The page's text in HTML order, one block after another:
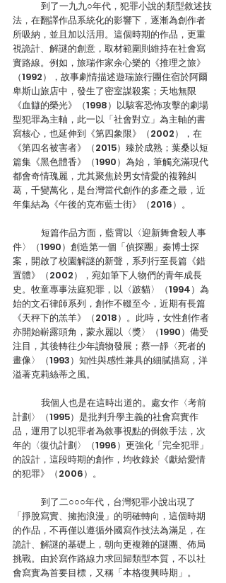
法，在翻譯作品系統化的影響下，逐漸為創作者
所吸納，並且加以活用。這個時期的作品，更重
視詭計、解謎的創意，取材範圍則維持在社會寫
實路線。例如，旅瑞作家余心樂的《推理之旅》
（1992），故事劇情描述遊瑞旅行團住宿於阿爾
卑斯山旅店中，發生了密室謀殺案；天地無限
《血讎的榮光》（1998）以駭客恐怖攻擊的劇場
型犯罪為主軸，此一以「社會對立」為主軸的書
寫核心，也延伸到《第四象限》（2002），在
《第四名被害者》（2015）臻於成熟；葉桑以短
篇集《黑色體香》（1990）為始，筆觸充滿現代
都會奇情瑰麗，尤其聚焦於男女情愛的複雜糾
葛，千變萬化，是台灣當代創作的多產之最，近
年集結為《午後的克布藍士街》（2016）。
件〉（1990）創造第一個「偵探團」秦博士探
案，開啟了校園解謎的新聲，系列行至長篇《錯
置體》（2002），宛如筆下人物們的青年成長
史。牧童專事法庭犯罪，以〈跛貓〉（1994）為
始的文石律師系列，創作不輟至今，近期有長篇
《天秤下的羔羊》（2018）。此時，女性創作者
亦開始嶄露頭角，蒙永麗以〈獎〉（1990）備受
注目，其後轉往少年讀物發展；蔡一靜〈死者的
畫像〉（1993）知性與感性兼具的細膩描寫，洋
溢著克莉絲蒂之風。
計劃〉（1995）是批判升學主義的社會寫實作
品，運用了以犯罪者為敘事視點的倒敘手法，次
年的〈復仇計劃〉（1996）更強化「完全犯罪」
的設計，這段時期的創作，均收錄於《獻給愛情
的犯罪》（2006）。
「掙脫寫實、擁抱浪漫」的明確轉向，這個時期
的作品，不再僅以遵循外國寫作技法為滿足，在
詭計、解謎的基礎上，朝向更複雜的謎團、佈局
挑戰。由於寫作路線力求回歸類型本質，不以社
會寫實為首要目標，又稱「本格復興時期」。